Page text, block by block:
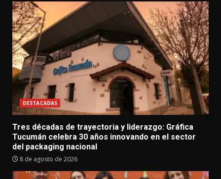
DESTACADAS
Tres décadas de trayectoria y liderazgo: Gráfica
Tucumán celebra 30 años innovando en el sector
del packaging nacional
8 de agosto de 2026